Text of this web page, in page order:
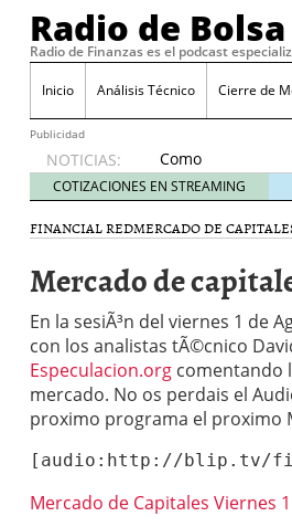
Radio de
Radio de Finanzas es el podcast
Inicio Análisis Técnico Cierre de
Publicidad
NOTICIAS:
Como
aprender
a invertir
en el
del
trading
junio 5,
2020
Cierre de
Bolsa General
Cierre de
de Esbolsa y Los
Acciones de Bolsa
Cierre de
González de
COTIZACIONES EN STREAMING
FINANCIAL REDMERCADO DE
Mercado de
En la sesiÃ³n del viernes 1 de
con los analistas tÃ©cnico
Especulacion.org comentando
mercado. No os perdais el
proximo programa el proximo
[audio:http://blip.tv/file/
Mercado de Capitales Viernes